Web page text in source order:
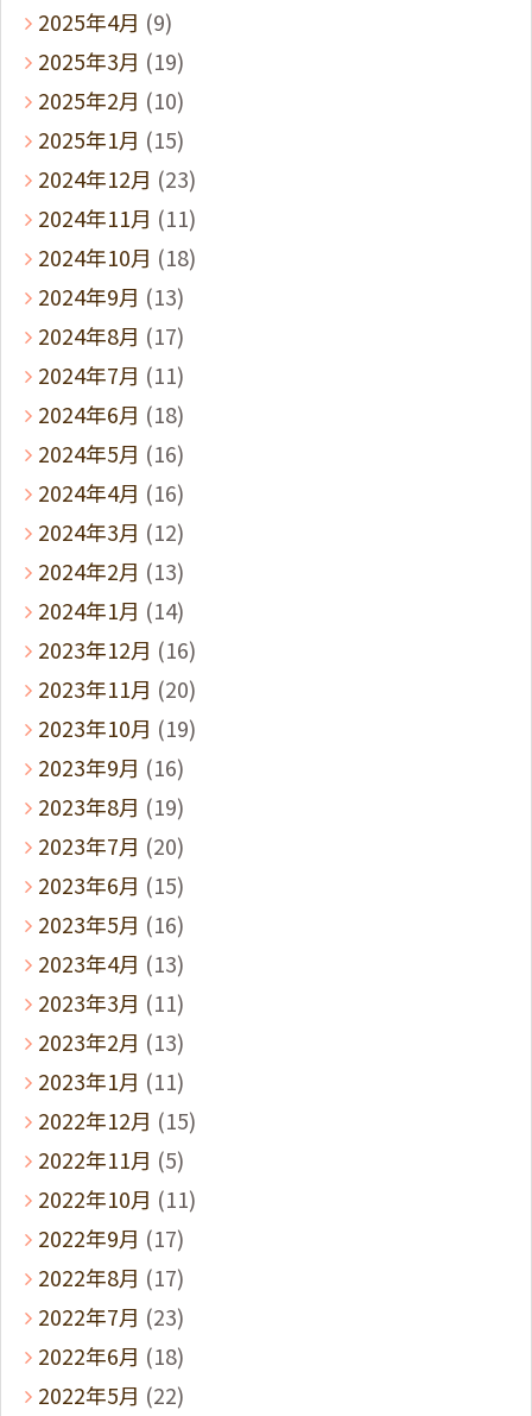
2025年4月 (9)
2025年3月 (19)
2025年2月 (10)
2025年1月 (15)
2024年12月 (23)
2024年11月 (11)
2024年10月 (18)
2024年9月 (13)
2024年8月 (17)
2024年7月 (11)
2024年6月 (18)
2024年5月 (16)
2024年4月 (16)
2024年3月 (12)
2024年2月 (13)
2024年1月 (14)
2023年12月 (16)
2023年11月 (20)
2023年10月 (19)
2023年9月 (16)
2023年8月 (19)
2023年7月 (20)
2023年6月 (15)
2023年5月 (16)
2023年4月 (13)
2023年3月 (11)
2023年2月 (13)
2023年1月 (11)
2022年12月 (15)
2022年11月 (5)
2022年10月 (11)
2022年9月 (17)
2022年8月 (17)
2022年7月 (23)
2022年6月 (18)
2022年5月 (22)